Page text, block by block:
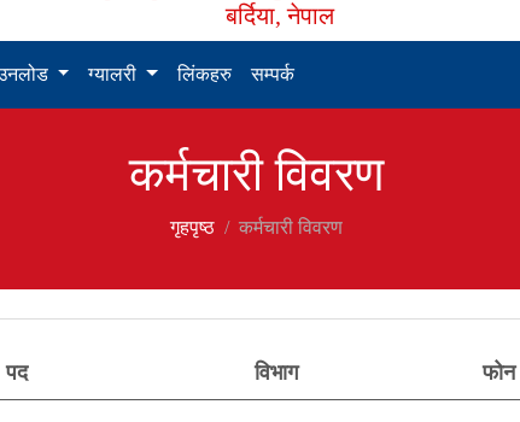
बर्दिया, नेपाल
ग्यालरी लिंकहरु सम्पर्क
कर्मचारी विवरण
गृहपृष्‍ठ कर्मचारी विवरण
पद विभाग फोन